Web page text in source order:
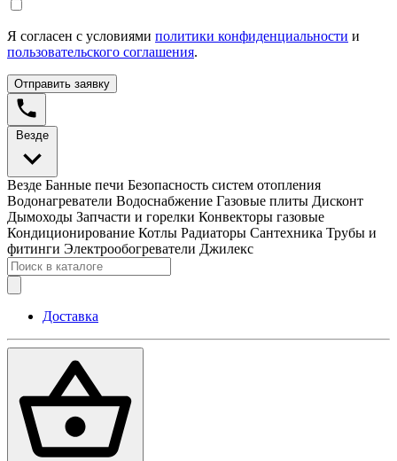
Я согласен с условиями политики конфиденциальности и
пользовательского соглашения.
Отправить заявку
Везде
Везде Банные печи Безопасность систем отопления
Водонагреватели Водоснабжение Газовые плиты Дисконт
Дымоходы Запчасти и горелки Конвекторы газовые
Кондиционирование Котлы Радиаторы Сантехника Трубы и
фитинги Электрообогреватели Джилекс
Доставка